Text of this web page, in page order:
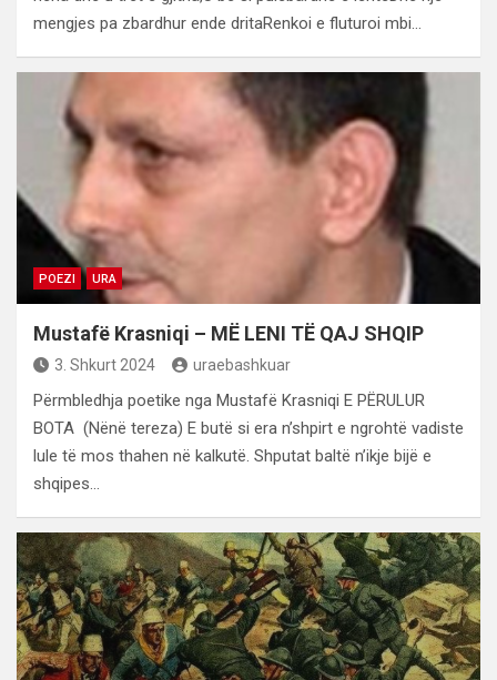
mengjes pa zbardhur ende dritaRenkoi e fluturoi mbi…
POEZI URA
Mustafë Krasniqi – MË LENI TË QAJ SHQIP
3. Shkurt 2024 uraebashkuar
Përmbledhja poetike nga Mustafë Krasniqi E PËRULUR
BOTA (Nënë tereza) E butë si era n’shpirt e ngrohtë vadiste
lule të mos thahen në kalkutë. Shputat baltë n’ikje bijë e
shqipes…